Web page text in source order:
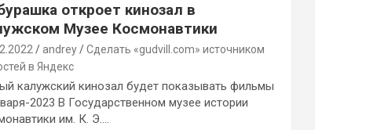
откроет кинозал в
Музее Космонавтики
andrey
Сделать «gudvill.com» источником
в Яндекс
калужский кинозал будет показывать фильмы
2023 В Государственном музее истории
им. К. Э.…